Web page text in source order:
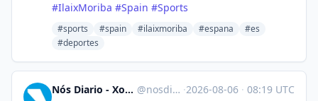
#IlaixMoriba #Spain #Sports
#sports #spain #ilaixmoriba #espana
#es
#deportes
Nós Diario - Xornal de intereses galegos [Unofficial] @nosdiario.gal@web.brid.gy ·2026-08-06 · 08:19 UTC